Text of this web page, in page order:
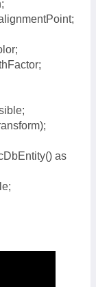
as